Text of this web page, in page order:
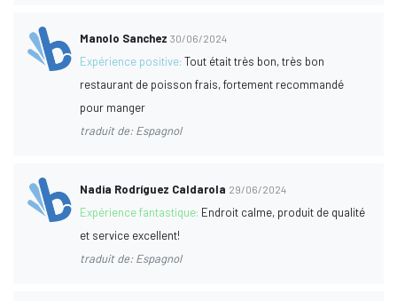
Manolo Sanchez 30/06/2024
Expérience positive:Tout était très bon, très bon
restaurant de poisson frais, fortement recommandé
pour manger
traduit de: Espagnol
Nadia Rodríguez Caldarola 29/06/2024
Expérience fantastique: Endroit calme, produit de qualité
et service excellent!
traduit de: Espagnol